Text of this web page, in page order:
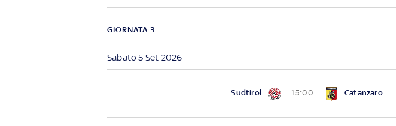
GIORNATA 3
Sabato 5 Set 2026
Sudtirol 15:00 Catanzaro